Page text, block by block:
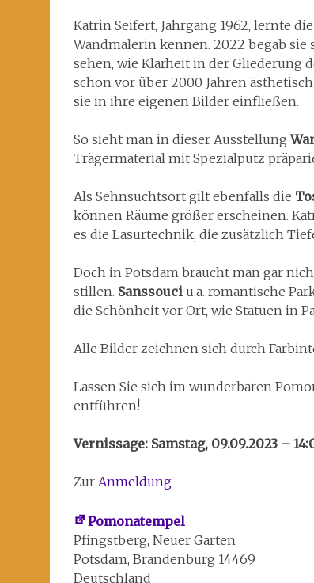
Katrin Seifert, Jahrgang 1962, lernte
Wandmalerin kennen. 2022 begab
sehen, wie Klarheit in der Gliederung
schon vor über 2000 Jahren
sie in ihre eigenen Bilder einfließen.
So sieht man in dieser Ausstellung
Trägermaterial mit Spezialputz
Als Sehnsuchtsort gilt ebenfalls die
können Räume größer erscheinen.
es die Lasurtechnik, die zusätzlich
Doch in Potsdam braucht man gar
stillen. Sanssouci u.a. romantische
die Schönheit vor Ort, wie Statuen in
Alle Bilder zeichnen sich durch
Lassen Sie sich im wunderbaren
entführen!
Vernissage: Samstag, 09.09.2023 –
Zur Anmeldung
Pomonatempel
Pfingstberg Neuer Garten
Potsdam, Brandenburg 14469
Deutschland